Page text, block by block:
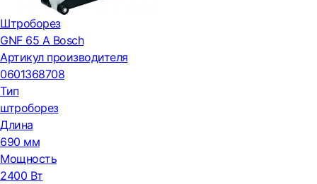
Штроборез
GNF 65 A Bosch
Артикул производителя
0601368708
Тип
штроборез
Длина
690 мм
Мощность
2400 Вт